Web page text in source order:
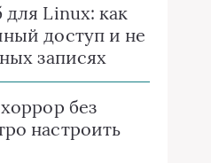
для Linux: как
доступ и не
записях
без
настроить